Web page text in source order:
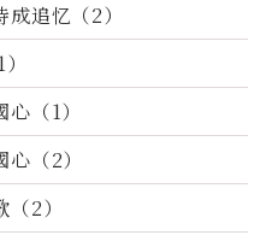
追忆（2）
（1）
（2）
2）